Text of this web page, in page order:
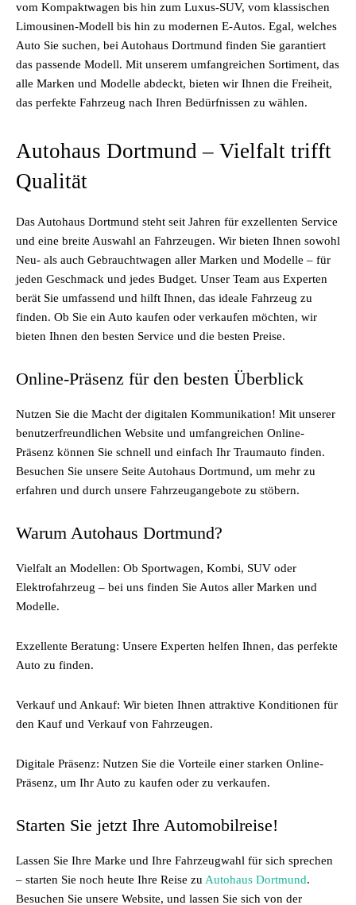
vom Kompaktwagen bis hin zum Luxus-SUV, vom klassischen
Limousinen-Modell bis hin zu modernen E-Autos. Egal, welches
Auto Sie suchen, bei Autohaus Dortmund finden Sie garantiert
das passende Modell. Mit unserem umfangreichen Sortiment, das
alle Marken und Modelle abdeckt, bieten wir Ihnen die Freiheit,
das perfekte Fahrzeug nach Ihren Bedürfnissen zu wählen.
Autohaus Dortmund – Vielfalt trifft
Qualität
Das Autohaus Dortmund steht seit Jahren für exzellenten Service
und eine breite Auswahl an Fahrzeugen. Wir bieten Ihnen sowohl
Neu- als auch Gebrauchtwagen aller Marken und Modelle – für
jeden Geschmack und jedes Budget. Unser Team aus Experten
berät Sie umfassend und hilft Ihnen, das ideale Fahrzeug zu
finden. Ob Sie ein Auto kaufen oder verkaufen möchten, wir
bieten Ihnen den besten Service und die besten Preise.
Online-Präsenz für den besten Überblick
Nutzen Sie die Macht der digitalen Kommunikation! Mit unserer
benutzerfreundlichen Website und umfangreichen Online-
Präsenz können Sie schnell und einfach Ihr Traumauto finden.
Besuchen Sie unsere Seite Autohaus Dortmund, um mehr zu
erfahren und durch unsere Fahrzeugangebote zu stöbern.
Warum Autohaus Dortmund?
Vielfalt an Modellen: Ob Sportwagen, Kombi, SUV oder
Elektrofahrzeug – bei uns finden Sie Autos aller Marken und
Modelle.
Exzellente Beratung: Unsere Experten helfen Ihnen, das perfekte
Auto zu finden.
Verkauf und Ankauf: Wir bieten Ihnen attraktive Konditionen für
den Kauf und Verkauf von Fahrzeugen.
Digitale Präsenz: Nutzen Sie die Vorteile einer starken Online-
Präsenz, um Ihr Auto zu kaufen oder zu verkaufen.
Starten Sie jetzt Ihre Automobilreise!
Lassen Sie Ihre Marke und Ihre Fahrzeugwahl für sich sprechen
– starten Sie noch heute Ihre Reise zu Autohaus Dortmund.
Besuchen Sie unsere Website, und lassen Sie sich von der